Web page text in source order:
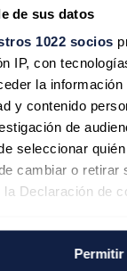
de sus datos
1022 socios
IP, con
la
y contenido
de
seleccionar
cambiar o retirar
la Declaración de
quisiéramos:
Permitir
eléctrico, la
más rentable con
en un elemento clave
y dar
aprovechar toda la